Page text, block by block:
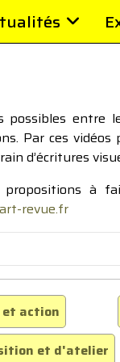
possibles
Par ces
d’écritures
à
revue.fr
et action
et d'atelier